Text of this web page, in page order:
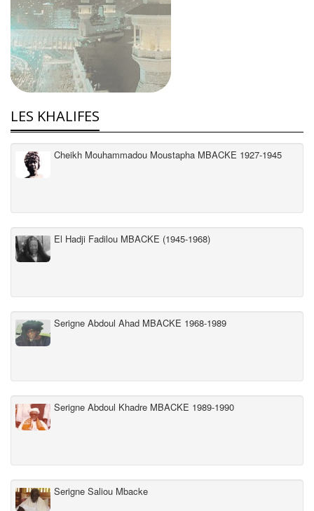
LES KHALIFES
Cheikh Mouhammadou Moustapha MBACKE 1927-1945
El Hadji Fadilou MBACKE (1945-1968)
Serigne Abdoul Ahad MBACKE 1968-1989
Serigne Abdoul Khadre MBACKE 1989-1990
Serigne Saliou Mbacke